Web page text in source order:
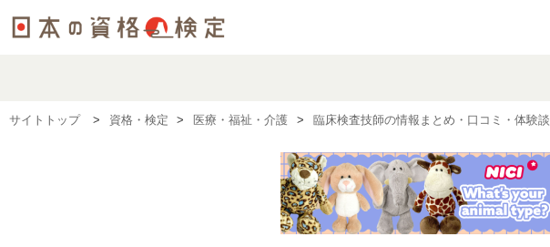
サイトトップ 資格・検定 医療・福祉・介護 臨床検査技師の情報まとめ・口コミ・体験談